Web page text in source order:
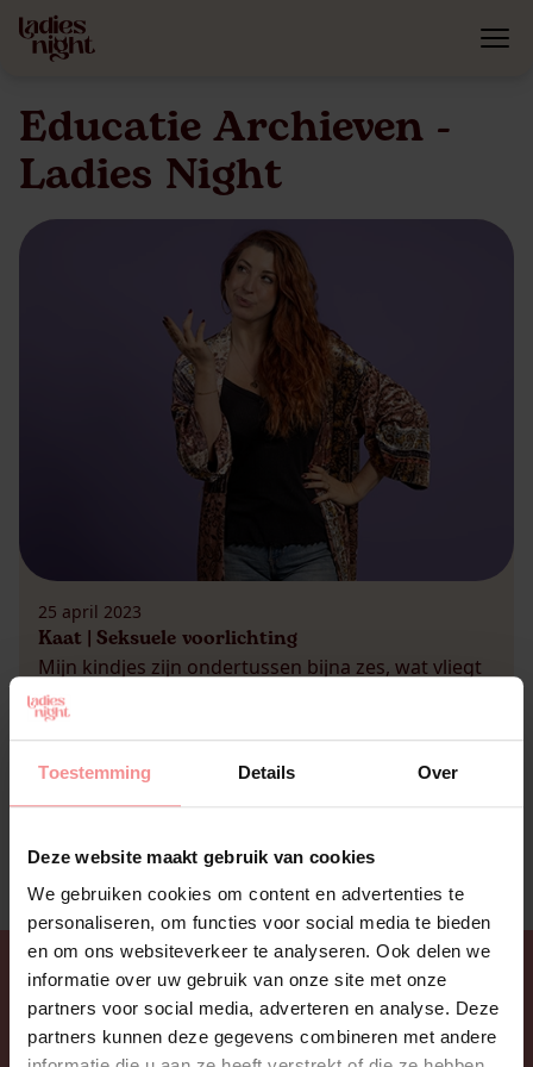
Toestemming Details Over
Deze website maakt gebruik van cookies
We gebruiken cookies om content en advertenties te
personaliseren, om functies voor social media te bieden
en om ons websiteverkeer te analyseren. Ook delen we
informatie over uw gebruik van onze site met onze
partners voor social media, adverteren en analyse. Deze
partners kunnen deze gegevens combineren met andere
Educatie Archieven -
Ladies Night
25 april 2023
Kaat | Seksuele voorlichting
Mijn kindjes zijn ondertussen bijna zes, wat vliegt
de tijd! Ze worden groter, hun lijfjes worden groter
en met het groter worden komen er natuurlijk
voorlichting is iets dat bijna dagelijks aan bod
komt ten huize Bollen. Meestal heel basaal als: je